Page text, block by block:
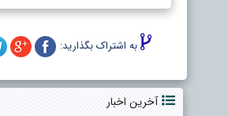
به اشتراک بگذارید:
آخرین اخبار